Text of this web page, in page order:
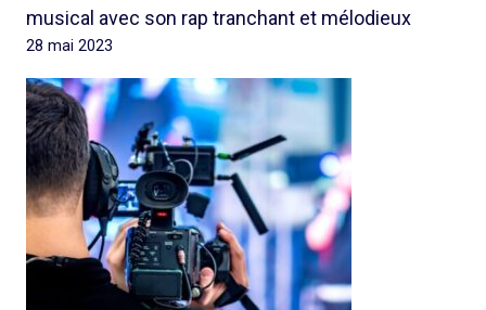
musical avec son rap tranchant et mélodieux
28 mai 2023